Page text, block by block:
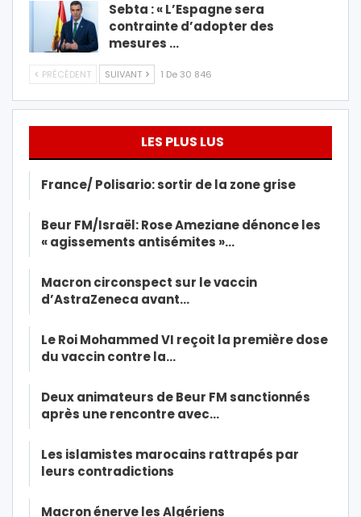
Sebta : « L’Espagne sera
contrainte d’adopter des
mesures …
PRÉCÉDENT SUIVANT 1 De 30 846
LES PLUS LUS
France/ Polisario: sortir de la zone grise
Beur FM/Israël: Rose Ameziane dénonce les
« agissements antisémites »…
Macron circonspect sur le vaccin
d’AstraZeneca avant…
Le Roi Mohammed VI reçoit la première dose
du vaccin contre la…
Deux animateurs de Beur FM sanctionnés
après une rencontre avec…
Les islamistes marocains rattrapés par
leurs contradictions
Macron énerve les Algériens